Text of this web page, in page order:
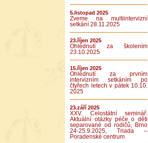
5.listopad 2025
Zveme na multiintervizní
setkání 28.11.2025
23.říjen 2025
Ohlédnutí za školením
23.10.2025
15.říjen 2025
Ohlédnutí za prvním
intervizním setkáním po
čtyřech letech v pátek 10.10.
2025
23.září 2025
XXV. Celostátní seminář:
Aktuální otázky péče o děti
separované od rodičů, Brno
24-25.9.2025, Triada –
Poradenské centrum